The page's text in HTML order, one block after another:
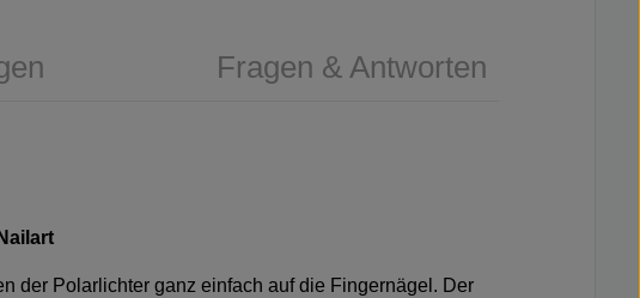
Fragen & Antworten
der Polarlichter ganz einfach auf die Fingernägel. Der